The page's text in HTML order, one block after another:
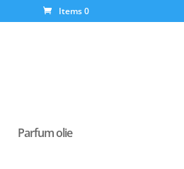
Items 0
Parfum olie